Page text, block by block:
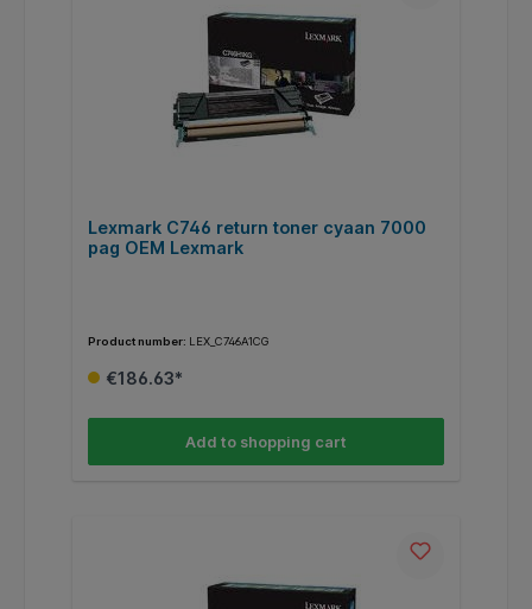
Lexmark C746 return toner cyaan 7000
pag OEM Lexmark
Product number: LEX_C746A1CG
€186.63*
Add to shopping cart